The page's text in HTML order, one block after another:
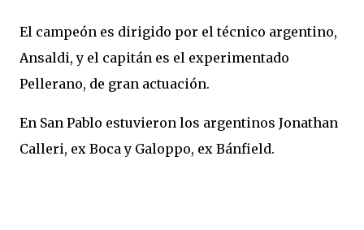
El campeón es dirigido por el técnico argentino,
Ansaldi, y el capitán es el experimentado
Pellerano, de gran actuación.
En San Pablo estuvieron los argentinos Jonathan
Calleri, ex Boca y Galoppo, ex Bánfield.